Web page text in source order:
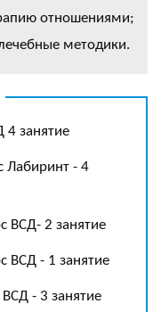
отношениями;
методики.
занятие
Лабиринт - 4
ВСД- 2 занятие
ВСД - 1 занятие
- 3 занятие